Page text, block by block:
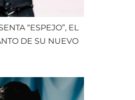
“ESPEJO”, EL
DE SU NUEVO